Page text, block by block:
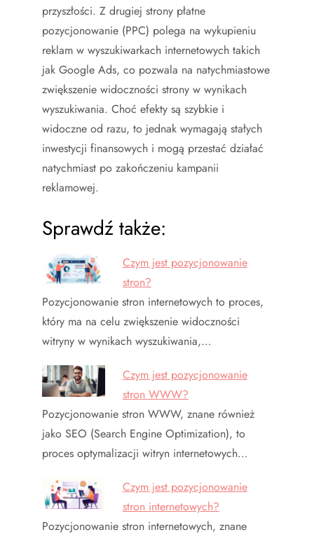
przyszłości. Z drugiej strony płatne
pozycjonowanie (PPC) polega na wykupieniu
reklam w wyszukiwarkach internetowych takich
jak Google Ads, co pozwala na natychmiastowe
zwiększenie widoczności strony w wynikach
wyszukiwania. Choć efekty są szybkie i
widoczne od razu, to jednak wymagają stałych
inwestycji finansowych i mogą przestać działać
natychmiast po zakończeniu kampanii
reklamowej.
Sprawdź także:
Czym jest pozycjonowanie
stron?
Pozycjonowanie stron internetowych to proces,
który ma na celu zwiększenie widoczności
witryny w wynikach wyszukiwania,…
Czym jest pozycjonowanie
stron WWW?
Pozycjonowanie stron WWW, znane również
jako SEO (Search Engine Optimization), to
proces optymalizacji witryn internetowych…
Czym jest pozycjonowanie
stron internetowych?
Pozycjonowanie stron internetowych, znane